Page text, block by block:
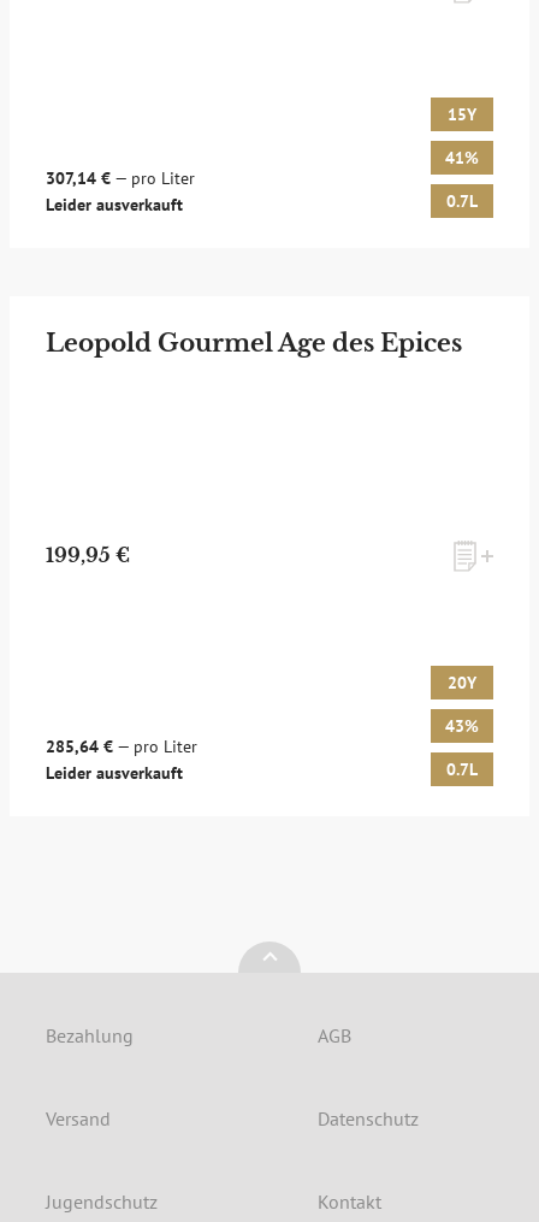
307,14 € — pro Liter
Leider ausverkauft
15Y
41%
0.7L
Leopold Gourmel Age des Epices
199,95 €
285,64 € — pro Liter
Leider ausverkauft
20Y
43%
0.7L
Bezahlung
Versand
AGB
Datenschutz
Jugendschutz Kontakt